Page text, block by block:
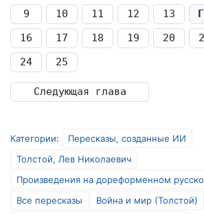
9
10 11 12 13
16
17 18 19 20
24
25
Следующая глава
Категории:
Пересказы, созданные ИИ
Толстой, Лев Николаевич
Произведения на дореформенном
Все пересказы
Война и мир (Толстой)